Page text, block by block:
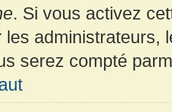
. Si vous activez
les administrateurs,
serez compté